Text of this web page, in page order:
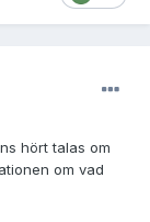
hört talas om
om vad